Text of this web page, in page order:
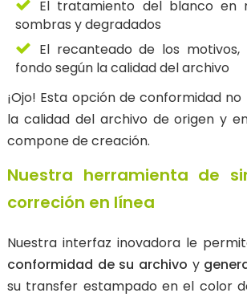
El tratamiento del blanco en
sombras y degradados
El recanteado de los motivos,
fondo según la calidad del archivo
¡Ojo! Esta opción de conformidad
la calidad del archivo de origen y
compone de creación.
Nuestra herramienta de
correción en línea
Nuestra interfaz inovadora le
conformidad de su archivo y
su transfer estampado en el color